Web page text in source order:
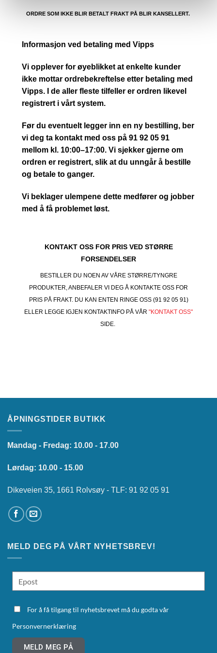
ORDRE SOM IKKE BLIR BETALT FRAKT PÅ BLIR KANSELLERT.
Informasjon ved betaling med Vipps
Vi opplever for øyeblikket at enkelte kunder
ikke mottar ordrebekreftelse etter betaling med
Vipps. I de aller fleste tilfeller er ordren likevel
registrert i vårt system.
Før du eventuelt legger inn en ny bestilling, ber
vi deg ta kontakt med oss på 91 92 05 91
mellom kl. 10:00–17:00. Vi sjekker gjerne om
ordren er registrert, slik at du unngår å bestille
og betale to ganger.
Vi beklager ulempene dette medfører og jobber
med å få problemet løst.
KONTAKT OSS FOR PRIS VED STØRRE
FORSENDELSER
BESTILLER DU NOEN AV VÅRE STØRRE/TYNGRE
PRODUKTER, ANBEFALER VI DEG Å KONTAKTE OSS FOR
PRIS PÅ FRAKT. DU KAN ENTEN RINGE OSS (91 92 05 91)
ELLER LEGGE IGJEN KONTAKTINFO PÅ VÅR "KONTAKT OSS"
SIDE.
ÅPNINGSTIDER BUTIKK
Mandag - Fredag: 10.00 - 17.00
Lørdag: 10.00 - 15.00
Dikeveien 35, 1661 Rolvsøy - TLF: 91 92 05 91
MELD DEG PÅ VÅRT NYHETSBREV!
For å få tilgang til nyhetsbrevet må du godta vår
Personvernerklæring
MELD MEG PÅ